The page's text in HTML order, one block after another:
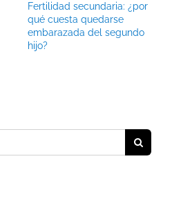
Fertilidad secundaria: ¿por
qué cuesta quedarse
embarazada del segundo
hijo?